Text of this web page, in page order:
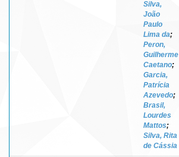
Silva,
João
Paulo
Lima da;
Peron,
Guilherme
Caetano;
Garcia,
Patrícia
Azevedo;
Brasil,
Lourdes
Mattos;
Silva, Rita
de Cássia